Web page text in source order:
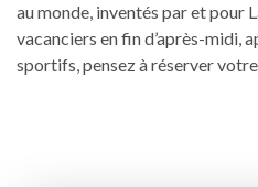
au monde, inventés par et pour
vacanciers en fin d’après-midi,
sportifs, pensez à réserver